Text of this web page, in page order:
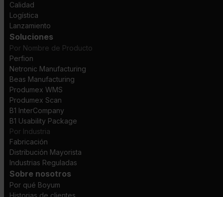
Calidad
Logística
Lanzamiento
Soluciones
Por Nombre de Producto
Perfion
Netronic Manufacturing
Beas Manufacturing
Produmex WMS
Produmex Scan
B1 InterCompany
B1 Usability Package
Por Industria
Fabricación
Distribución Mayorista
Industrias Reguladas
Sobre nosotros
Por qué Boyum